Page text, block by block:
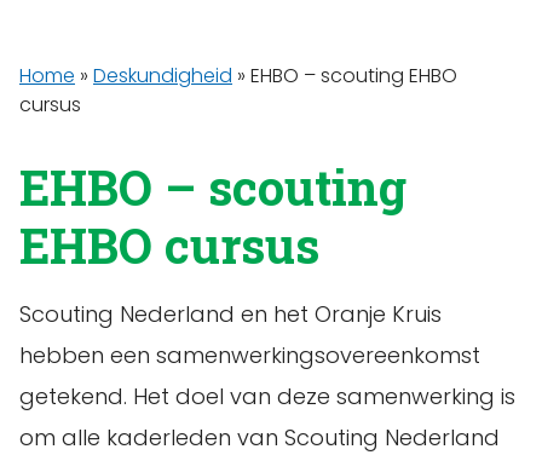
Home » Deskundigheid » EHBO – scouting EHBO
cursus
EHBO – scouting
EHBO cursus
Scouting Nederland en het Oranje Kruis
hebben een samenwerkingsovereenkomst
getekend. Het doel van deze samenwerking is
om alle kaderleden van Scouting Nederland